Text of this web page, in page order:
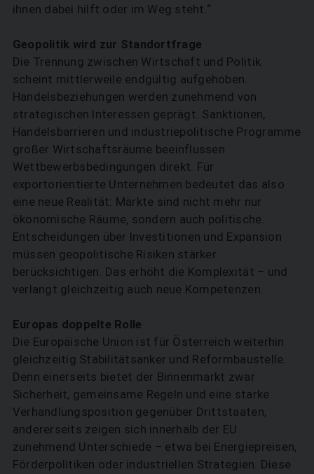
ihnen dabei hilft oder im Weg steht.“
Geopolitik wird zur Standortfrage
Die Trennung zwischen Wirtschaft und Politik
scheint mittlerweile endgültig aufgehoben.
Handelsbeziehungen werden zunehmend von
strategischen Interessen geprägt. Sanktionen,
Handelsbarrieren und industriepolitische Programme
großer Wirtschaftsräume beeinflussen
Wettbewerbsbedingungen direkt. Für
exportorientierte Unternehmen bedeutet das also
eine neue Realität: Märkte sind nicht mehr nur
ökonomische Räume, sondern auch politische.
Entscheidungen über Investitionen und Expansion
müssen geopolitische Risiken stärker
berücksichtigen. Das erhöht die Komplexität – und
verlangt gleichzeitig auch neue Kompetenzen.
Europas doppelte Rolle
Die Europäische Union ist für Österreich weiterhin
gleichzeitig Stabilitätsanker und Reformbaustelle.
Denn einerseits bietet der Binnenmarkt zwar
Sicherheit, gemeinsame Regeln und eine starke
Verhandlungsposition gegenüber Drittstaaten,
andererseits zeigen sich innerhalb der EU
zunehmend Unterschiede – etwa bei Energiepreisen,
Förderpolitiken oder industriellen Strategien. Diese